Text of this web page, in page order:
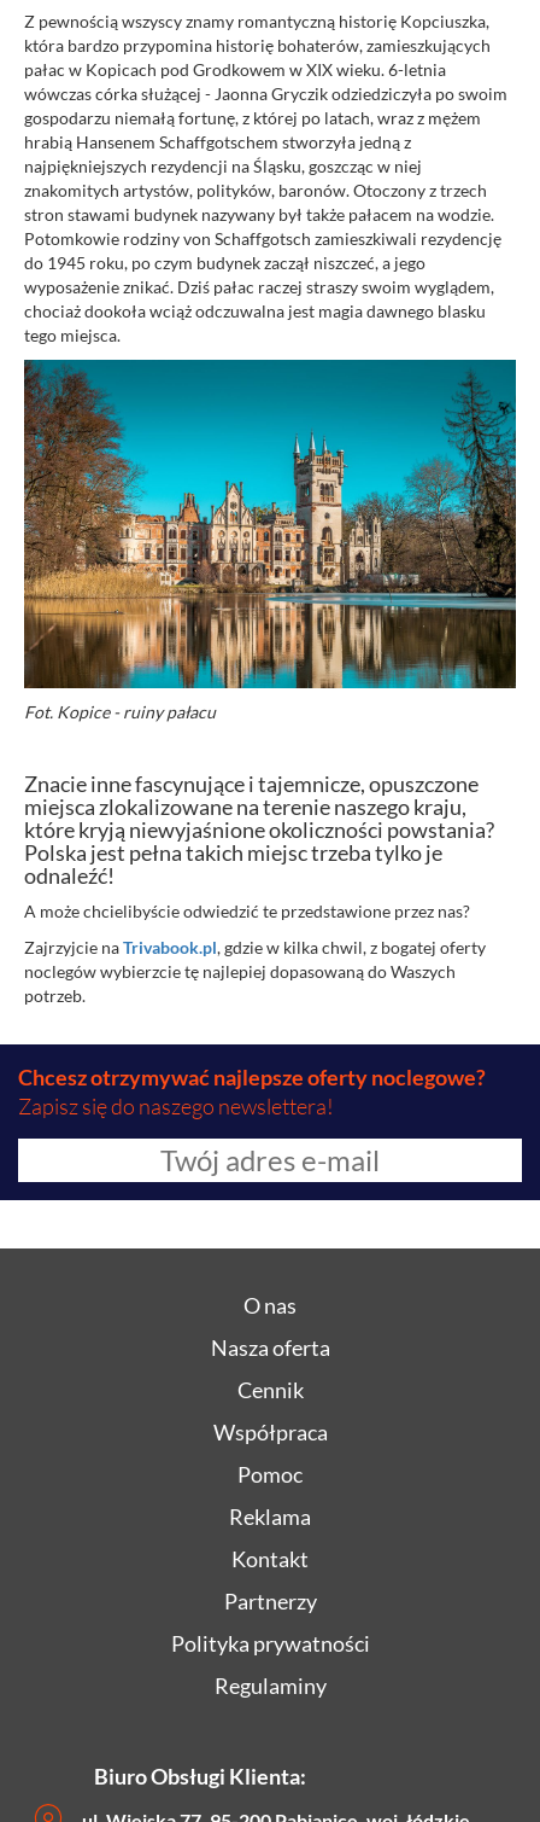
Z pewnością wszyscy znamy romantyczną historię Kopciuszka,
która bardzo przypomina historię bohaterów, zamieszkujących
pałac w Kopicach pod Grodkowem w XIX wieku. 6-letnia
wówczas córka służącej - Jaonna Gryczik odziedziczyła po swoim
gospodarzu niemałą fortunę, z której po latach, wraz z mężem
hrabią Hansenem Schaffgotschem stworzyła jedną z
najpiękniejszych rezydencji na Śląsku, goszcząc w niej
znakomitych artystów, polityków, baronów. Otoczony z trzech
stron stawami budynek nazywany był także pałacem na wodzie.
Potomkowie rodziny von Schaffgotsch zamieszkiwali rezydencję
do 1945 roku, po czym budynek zaczął niszczeć, a jego
wyposażenie znikać. Dziś pałac raczej straszy swoim wyglądem,
chociaż dookoła wciąż odczuwalna jest magia dawnego blasku
tego miejsca.
Fot. Kopice - ruiny pałacu
Znacie inne fascynujące i tajemnicze, opuszczone
miejsca zlokalizowane na terenie naszego kraju,
które kryją niewyjaśnione okoliczności powstania?
Polska jest pełna takich miejsc trzeba tylko je
odnaleźć!
A może chcielibyście odwiedzić te przedstawione przez nas?
Zajrzyjcie naTrivabook.pl, gdzie w kilka chwil, z bogatej oferty
noclegów wybierzcie tę najlepiej dopasowaną do Waszych
potrzeb.
Chcesz otrzymywać najlepsze oferty noclegowe?
Zapisz się do naszego newslettera!
O nas
Nasza oferta
Cennik
Współpraca
Pomoc
Reklama
Kontakt
Partnerzy
Polityka prywatności
Regulaminy
Biuro Obsługi Klienta: